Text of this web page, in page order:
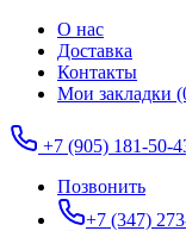
О нас
Доставка
Контакты
Мои закладки
+7 (905) 181-50-
Позвонить
+7 (347)